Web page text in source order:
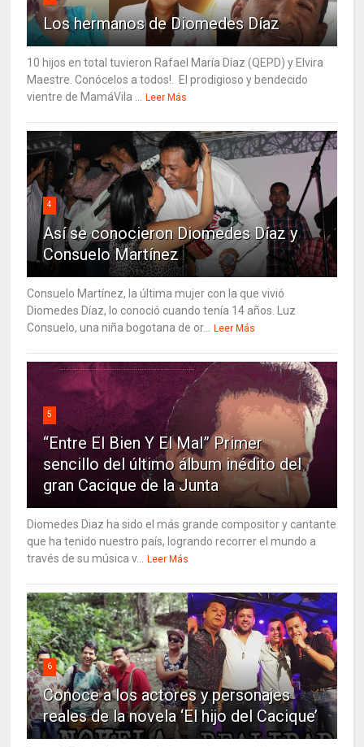
Los hermanos de Diomedes Díaz
10 hijos en total tuvieron Rafael María Díaz (QEPD) y Elvira
Maestre. Conócelos a todos!. El prodigioso y bendecido
vientre de MamáVila ...
Leer Más
4
Así se conocieron Diomedes Díaz y
Consuelo Martínez
Consuelo Martínez, la última mujer con la que vivió
Diomedes Díaz, lo conoció cuando tenía 14 años. Luz
Consuelo, una niña bogotana de or...
Leer Más
5
“Entre El Bien Y El Mal” Primer
sencillo del último álbum inédito del
gran Cacique de la Junta
Diomedes Diaz ha sido el más grande compositor y cantante
que ha tenido nuestro país, logrando recorrer el mundo a
través de su música v...
Leer Más
6
Conoce a los actores y personajes
reales de la novela ‘El hijo del Cacique’